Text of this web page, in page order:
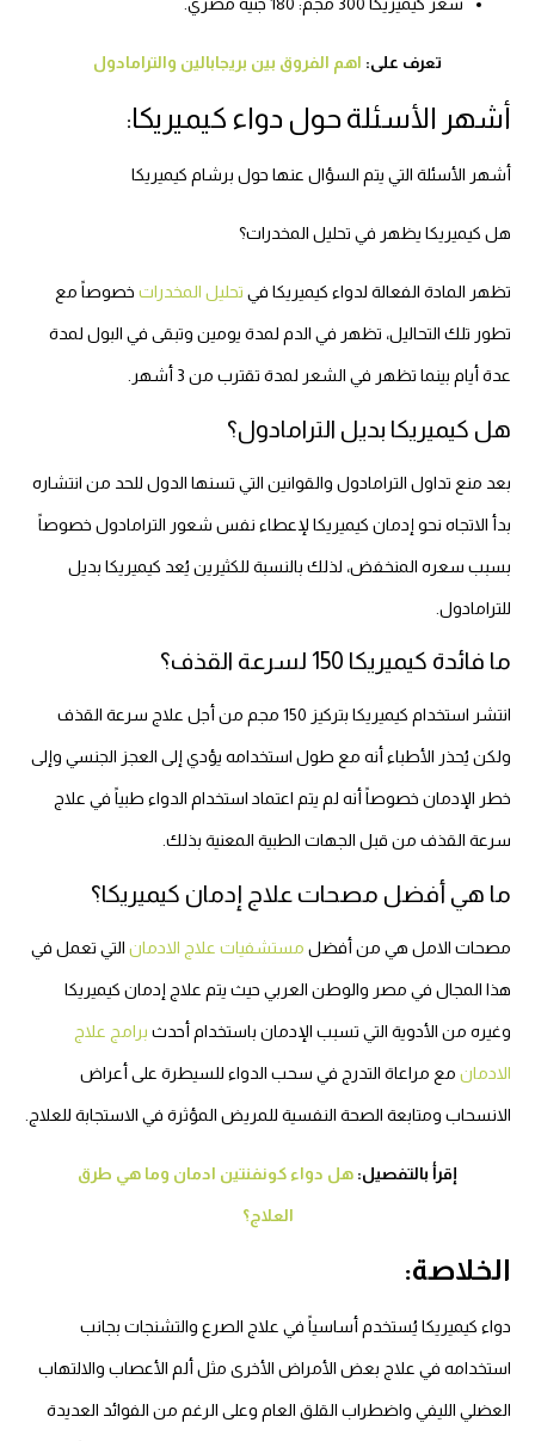
تعرف على: اهم الفروق بين بريجابالين والترامادول
أشهر الأسئلة حول دواء كيميريكا:
أشهر الأسئلة التي يتم السؤال عنها حول برشام كيميريكا
هل كيميريكا يظهر في تحليل المخدرات؟
تظهر المادة الفعالة لدواء كيميريكا في تحليل المخدرات خصوصاً مع
تطور تلك التحاليل، تظهر في الدم لمدة يومين وتبقى في البول لمدة
عدة أيام بينما تظهر في الشعر لمدة تقترب من 3 أشهر.
هل كيميريكا بديل الترامادول؟
بعد منع تداول الترامادول والقوانين التي تسنها الدول للحد من انتشاره
بدأ الاتجاه نحو إدمان كيميريكا لإعطاء نفس شعور الترامادول خصوصاً
بسبب سعره المنخفض، لذلك بالنسبة للكثيرين يُعد كيميريكا بديل
للترامادول.
ما فائدة كيميريكا 150 لسرعة القذف؟
انتشر استخدام كيميريكا بتركيز 150 مجم من أجل علاج سرعة القذف
ولكن يُحذر الأطباء أنه مع طول استخدامه يؤدي إلى العجز الجنسي وإلى
خطر الإدمان خصوصاً أنه لم يتم اعتماد استخدام الدواء طبياً في علاج
سرعة القذف من قبل الجهات الطبية المعنية بذلك.
ما هي أفضل مصحات علاج إدمان كيميريكا؟
مصحات الامل هي من أفضل مستشفيات علاج الادمان التي تعمل في
هذا المجال في مصر والوطن العربي حيث يتم علاج إدمان كيميريكا
وغيره من الأدوية التي تسبب الإدمان باستخدام أحدث برامج علاج
الادمان مع مراعاة التدرج في سحب الدواء للسيطرة على أعراض
الانسحاب ومتابعة الصحة النفسية للمريض المؤثرة في الاستجابة للعلاج.
إقرأ بالتفصيل: هل دواء كونفنتين ادمان وما هي طرق
العلاج؟
الخلاصة:
دواء كيميريكا يُستخدم أساسياً في علاج الصرع والتشنجات بجانب
استخدامه في علاج بعض الأمراض الأخرى مثل ألم الأعصاب والالتهاب
العضلي الليفي واضطراب القلق العام وعلى الرغم من الفوائد العديدة